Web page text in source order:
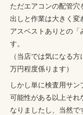
ただエアコンの配管
出しと作業は大きく変
アスベストありとの
す。
（当店では気になる
万円程度係ります）
しかし単に検査用サ
可能性がある以上それ
なりましたし、当然で